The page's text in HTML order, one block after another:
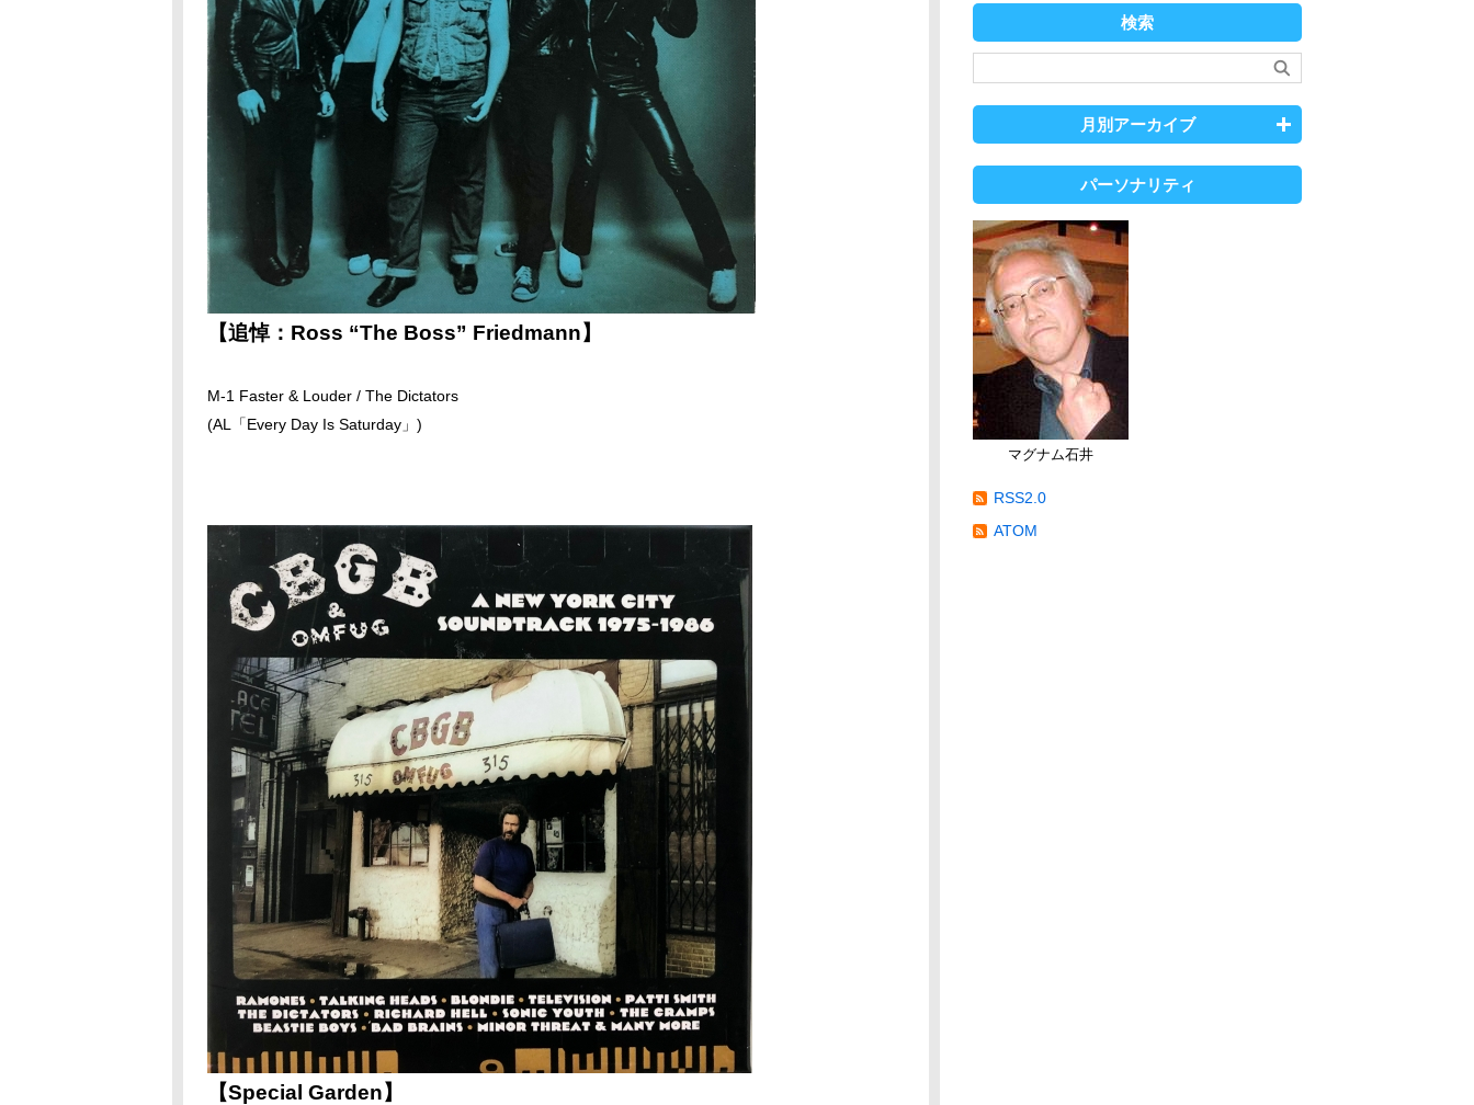
【追悼：Ross “The Boss” Friedmann】
M-1 Faster & Louder / The Dictators
(AL「Every Day Is Saturday」)
【Special Garden】
検索
月別アーカイブ
パーソナリティ
マグナム石井
RSS2.0
ATOM